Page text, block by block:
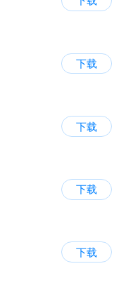
下载
下载
下载
下载